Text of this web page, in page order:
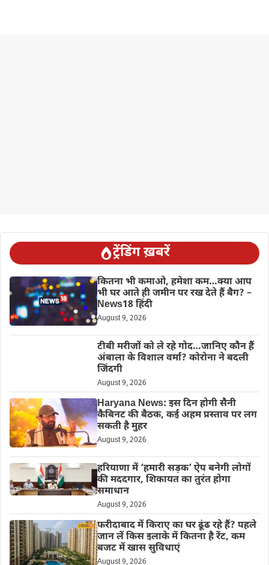
ट्रेंडिंग ख़बरें
कितना भी कमाओ, हमेशा कम…क्या आप
भी घर आते ही जमीन पर रख देते हैं बैग? –
News18 हिंदी
August 9, 2026
टीबी मरीजों को ले रहे गोद…जानिए कौन हैं
अंबाला के विशाल वर्मा? कोरोना ने बदली
जिंदगी
August 9, 2026
Haryana News: इस दिन होगी सैनी
कैबिनट की बैठक, कई अहम प्रस्ताव पर लग
सकती है मुहर
August 9, 2026
हरियाणा में ‘हमारी सड़क’ ऐप बनेगी लोगों
की मददगार, शिकायत का तुरंत होगा
समाधान
August 9, 2026
फरीदाबाद में किराए का घर ढूंढ रहे हैं? पहले
जान लें किस इलाके में कितना है रेंट, कम
बजट में खास सुविधाएं
August 9, 2026